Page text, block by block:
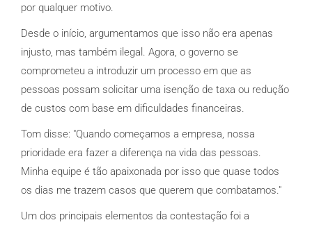
por qualquer motivo.
Desde o início, argumentamos que isso não era apenas
injusto, mas também ilegal. Agora, o governo se
comprometeu a introduzir um processo em que as
pessoas possam solicitar uma isenção de taxa ou redução
de custos com base em dificuldades financeiras.
Tom disse: "Quando começamos a empresa, nossa
prioridade era fazer a diferença na vida das pessoas.
Minha equipe é tão apaixonada por isso que quase todos
os dias me trazem casos que querem que combatamos."
Um dos principais elementos da contestação foi a